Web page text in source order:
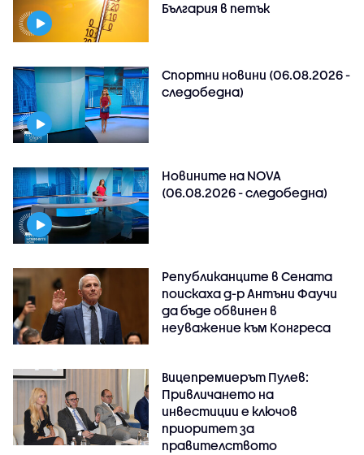
България в петък
Спортни новини (06.08.2026 -
следобедна)
Новините на NOVA
(06.08.2026 - следобедна)
Републиканците в Сената
поискаха д-р Антъни Фаучи
да бъде обвинен в
неуважение към Конгреса
Вицепремиерът Пулев:
Привличането на
инвестиции е ключов
приоритет за
правителството